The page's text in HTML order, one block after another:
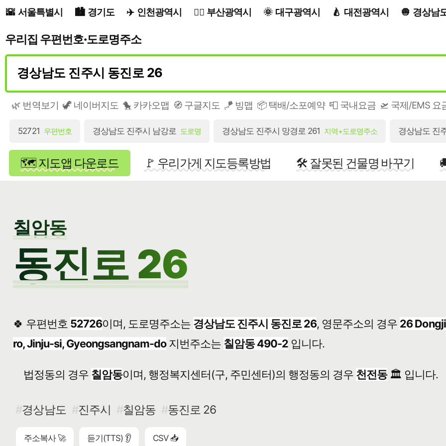
서울특별시 경기도 인천광역시 부산광역시 대구광역시 대전광역시 경상남
우리집 우편번호·도로명주소
🌿 번역보기 🦖 네이버지도 🐤 카카오맵 🧭 구글지도 🪁 빙맵 📦 택배/소포예약 📮 국내요금 🛫 국제/EMS 요
52721 우편번호 경상남도 진주시 남강로 도로명 경상남도 진주시 망경로 261 지역+도로명주소 경상남도 진
🗺️ 지도앱 다운로드 🚩 우리가게 지도등록방법 🛠️ 잘못된 건물명 바꾸기
칠암동
동진로 26
🍀 우편번호 52726이며, 도로명주소는 경상남도 진주시 동진로 26, 영문주소의 경우 26
ro, Jinju-si, Gyeongsangnam-do지번주소는 칠암동 490-2 입니다.
법정동의 경우 칠암동이며, 행정복지센터(구, 주민센터)의 행정동의 경우 천전동🏛️ 입니다.
경상남도 진주시 칠암동 동진로 26
주소복사 🚀 듣기(TTS) 👂 CSV 📥